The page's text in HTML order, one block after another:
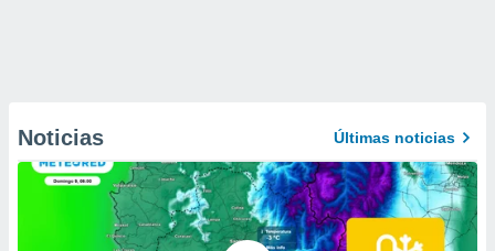
Noticias Últimas noticias